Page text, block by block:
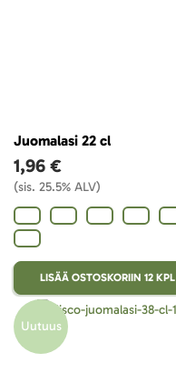
Juomalasi 22 cl
1,96 €
(sis. 25.5% ALV)
LISÄÄ OSTOSKORIIN 12 KPL
Uutuus